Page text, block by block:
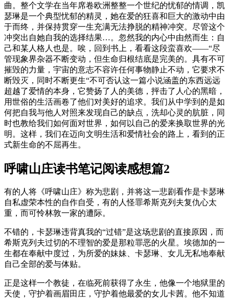
曲。整个文学在当年席卷欧洲整整一个世纪的忧郁的情调，凯
瑟琳是一个典型忧郁的精灵，她在爱的狂喜和巨大的激动中由
于而终，并保持贯穿一生充满无法挣脱的精神冲突。尽管这个
冲突出自她自我的选择结果…。忽然我的内心中由然而生：自
己和某人格人也是。唉，回到书上，看看这段蛮喜欢——“尽
管现象界杂器不断变动，但生命归根结底是完美的。具有不可
摧毁的力量，宇宙的意志不容许任何事物静止不动，它要求不
断毁灭，同时不断更生“不可否认这一篇小说涵盖的东西远远
超越了爱情的本身，它赞扬了人的美德，抨击了人心的黑暗，
用世俗的生活画卷了他们对美好的追求。我们从中学到的是如
何把自我与他人对照来发现自己的缺点，洗却心灵的肮脏，同
时也教给我们如何面对世界，如何以自己的爱来换取世界的光
明。这样，我们在迈向文明生活和爱情社会的路上，看到的正
式新生命的不屈再生。
呼啸山庄读书笔记阅读感想篇2
有的人将《呼啸山庄》称为悲剧，并将这一悲剧看作是卡瑟琳
自私虚荣本性的自作自受，有的人怪罪希斯克列夫复仇心太
重，而可怜林敦一家的遭际。
不错的，卡瑟琳违背真我的“过错”是这场悲剧的直接原因，而
希斯克列夫过切的不理智的爱是那粒罪恶的火星。埃德加的一
生都在奉献中度过，为所爱的妹妹、卡瑟琳、女儿无私地奉献
自己全部的爱与体贴。
正是这样一个教徒，在临死前获得了永生，他像一个地狱里的
天使，守护着画眉田庄，守护着他最爱的女儿卡茜。他不知道